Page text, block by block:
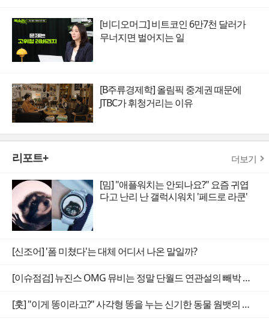
[비디오머그] 비트코인 6만7천 달러가
무너지면 벌어지는 일
[B주류경제학] 올림픽 중계권 때문에
JTBC가 휘청거리는 이유
리포트+ 더보기
[밈] "애플워치는 안되나요?" 요즘 귀엽
다고 난리 난 갤럭시워치 '페드로 라쿤'
[신조어] '폼 미쳤다'는 대체 어디서 나온 말일까?
[이슈점검] 뉴진스 OMG 뮤비는 정말 단월드 연관설의 빼박 증거일까
[훗] "이게 똥이라고?" 사각형 똥을 누는 신기한 동물 웜뱃의 비밀